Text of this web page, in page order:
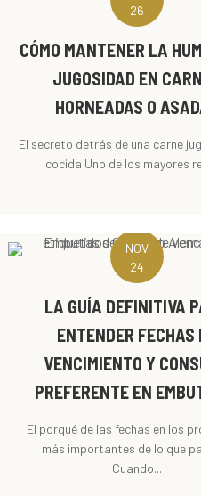
26
CÓMO MANTENER LA
JUGOSIDAD EN
HORNEADAS O
El secreto detrás de una carne
cocida Uno de los mayores
NOV
24
LA GUÍA DEFINITIVA
ENTENDER FECHAS
VENCIMIENTO Y
PREFERENTE EN
El porqué de las fechas en los
más importantes de lo que
Cuando...